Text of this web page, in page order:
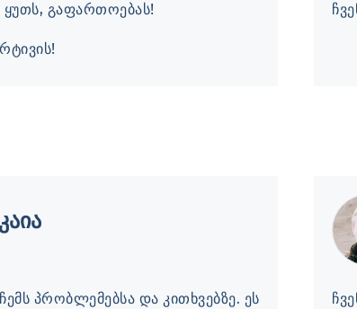
ყუთს, გაფართოებას!
პრობლემებსა და კითხვებზე. ეს